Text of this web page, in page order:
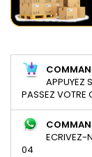
APPUYEZ
PASSEZ VOTRE
ECRIVEZ-
04